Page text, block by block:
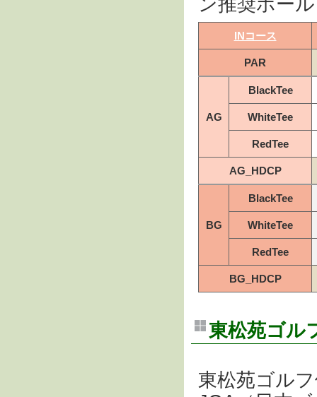
INコース
PAR
AG
BlackTee
WhiteTee
RedTee
AG_HDCP
BG
BlackTee
WhiteTee
RedTee
BG_HDCP
東松苑ゴ
東松苑ゴル